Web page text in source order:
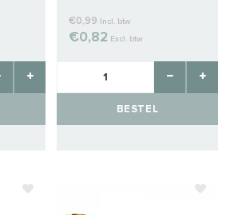
€0,99 Incl. btw
€0,82 Excl. btw
BESTEL